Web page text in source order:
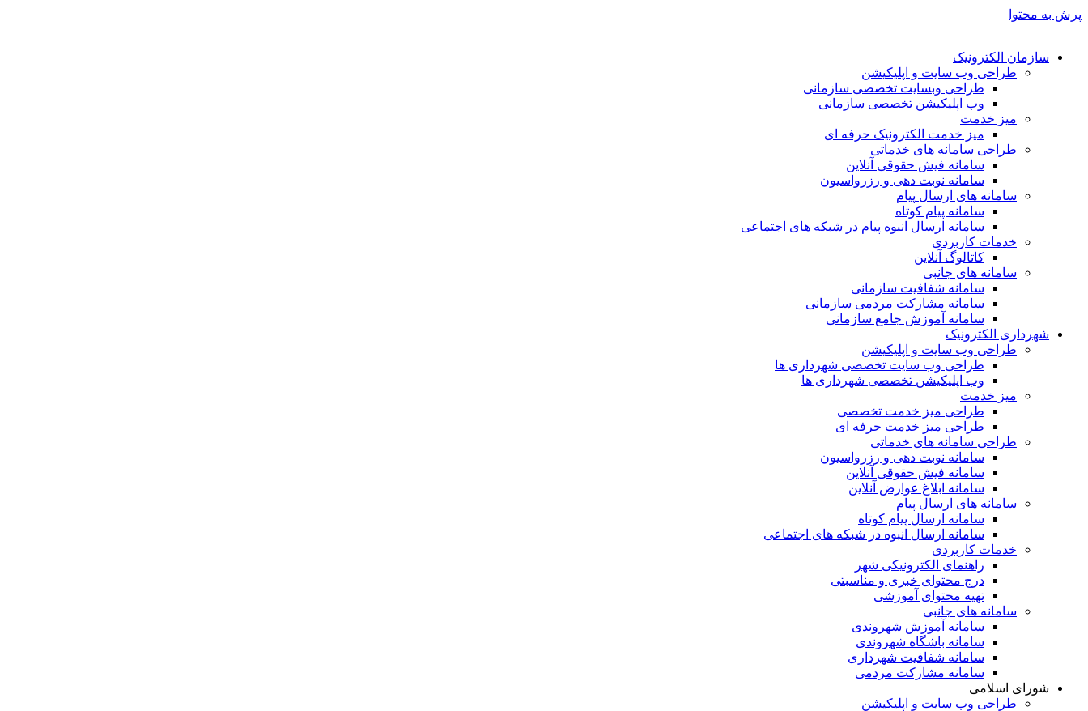
پرش به محتوا
سازمان الکترونیک
طراحی وب سایت و اپلیکیشن
طراحی وبسایت تخصصی سازمانی
وب اپلیکیشن تخصصی سازمانی
میز خدمت
میز خدمت الکترونیک حرفه ای
طراحی سامانه های خدماتی
سامانه فیش حقوقی آنلاین
سامانه نوبت دهی و رزرواسیون
سامانه های ارسال پیام
سامانه پیام کوتاه
سامانه ارسال انبوه پیام در شبکه های اجتماعی
خدمات کاربردی
کاتالوگ آنلاین
سامانه های جانبی
سامانه شفافیت سازمانی
سامانه مشارکت مردمی سازمانی
سامانه آموزش جامع سازمانی
شهرداری الکترونیک
طراحی وب سایت و اپلیکیشن
طراحی وب سایت تخصصی شهرداری ها
وب اپلیکیشن تخصصی شهرداری ها
میز خدمت
طراحی میز خدمت تخصصی
طراحی میز خدمت حرفه ای
طراحی سامانه های خدماتی
سامانه نوبت دهی و رزرواسیون
سامانه فیش حقوقی آنلاین
سامانه ابلاغ عوارض آنلاین
سامانه های ارسال پیام
سامانه ارسال پیام کوتاه
سامانه ارسال انبوه در شبکه های اجتماعی
خدمات کاربردی
راهنمای الکترونیکی شهر
درج محتوای خبری و مناسبتی
تهیه محتوای آموزشی
سامانه های جانبی
سامانه آموزش شهروندی
سامانه باشگاه شهروندی
سامانه شفافیت شهرداری
سامانه مشارکت مردمی
شورای اسلامی
طراحی وب سایت و اپلیکیشن